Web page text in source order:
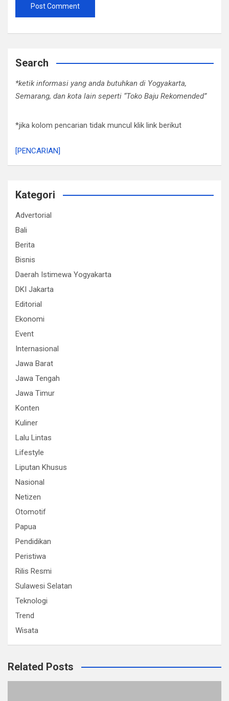
Search
*ketik informasi yang anda butuhkan di Yogyakarta,
Semarang, dan kota lain seperti “Toko Baju Rekomended”
*jika kolom pencarian tidak muncul klik link berikut
[PENCARIAN]
Kategori
Advertorial
Bali
Berita
Bisnis
Daerah Istimewa Yogyakarta
DKI Jakarta
Editorial
Ekonomi
Event
Internasional
Jawa Barat
Jawa Tengah
Jawa Timur
Konten
Kuliner
Lalu Lintas
Lifestyle
Liputan Khusus
Nasional
Netizen
Otomotif
Papua
Pendidikan
Peristiwa
Rilis Resmi
Sulawesi Selatan
Teknologi
Trend
Wisata
Related Posts